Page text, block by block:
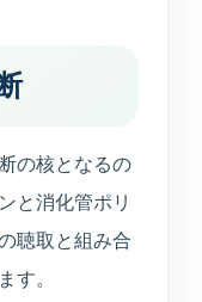
の核となるの
と消化管ポリ
聴取と組み合
す。